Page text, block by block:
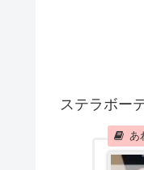
ステラボー